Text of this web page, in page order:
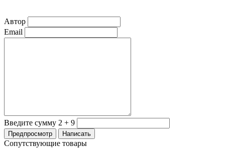
Автор
Email
Введите сумму 2 + 9
Сопутствующие товары